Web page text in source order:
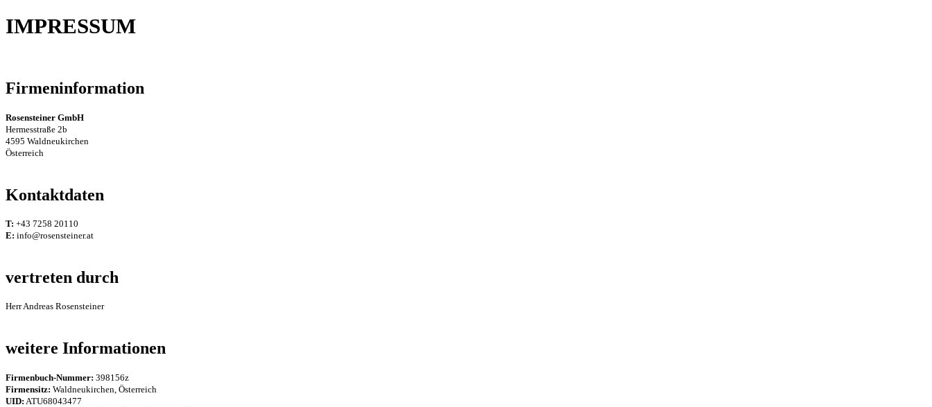
IMPRESSUM
Firmeninformation
Rosensteiner GmbH
Hermesstraße 2b
4595 Waldneukirchen
Österreich
Kontaktdaten
T: +43 7258 20110
E: info@rosensteiner.at
vertreten durch
Herr Andreas Rosensteiner
weitere Informationen
Firmenbuch-Nummer: 398156z
Firmensitz: Waldneukirchen, Österreich
UID: ATU68043477